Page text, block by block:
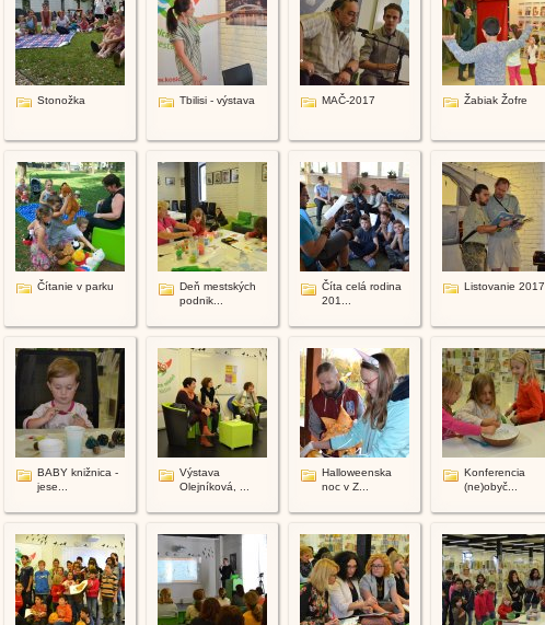
Stonožka Tbilisi - výstava MAČ-2017 Žabiak Žofre
Čítanie v parku
Deň mestských
podnik...
Číta celá rodina
201...
Listovanie 2017
BABY knižnica -
jese...
Výstava
Olejníková, ...
Halloweenska
noc v Z...
Konferencia
(ne)obyč...